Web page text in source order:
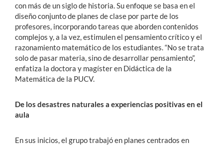
con más de un siglo de historia. Su enfoque se basa en el
diseño conjunto de planes de clase por parte de los
profesores, incorporando tareas que aborden contenidos
complejos y, a la vez, estimulen el pensamiento crítico y el
razonamiento matemático de los estudiantes. “No se trata
solo de pasar materia, sino de desarrollar pensamiento”,
enfatiza la doctora y magíster en Didáctica de la
Matemática de la PUCV.
De los desastres naturales a experiencias positivas en el
aula
En sus inicios, el grupo trabajó en planes centrados en